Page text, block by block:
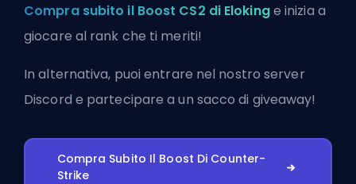
Compra subito il Boost CS2 di Elokinge inizia a
giocare al rank che ti meriti!
In alternativa, puoientrare nel nostro server
Discord e partecipare a un sacco di giveaway!
Compra Subito Il Boost Di Counter-
Strike